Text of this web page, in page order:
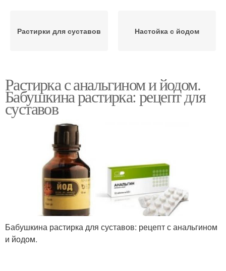
Растирки для суставов Настойка с йодом
Растирка с анальгином и йодом.
Бабушкина растирка: рецепт для
суставов
Бабушкина растирка для суставов: рецепт с анальгином
и йодом.